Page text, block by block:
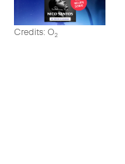
Credits: O2